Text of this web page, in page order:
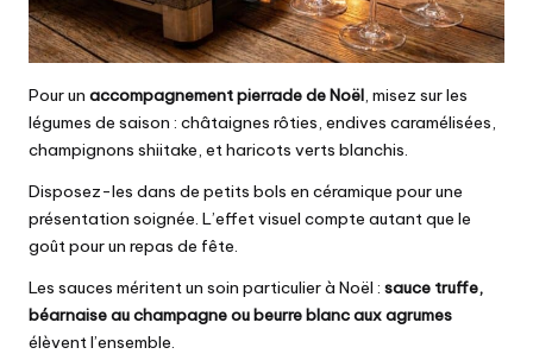
Pour un accompagnement pierrade de Noël, misez sur les
légumes de saison : châtaignes rôties, endives caramélisées,
champignons shiitake, et haricots verts blanchis.
Disposez-les dans de petits bols en céramique pour une
présentation soignée. L’effet visuel compte autant que le
goût pour un repas de fête.
Les sauces méritent un soin particulier à Noël : sauce truffe,
béarnaise au champagne ou beurre blanc aux agrumes
élèvent l’ensemble.